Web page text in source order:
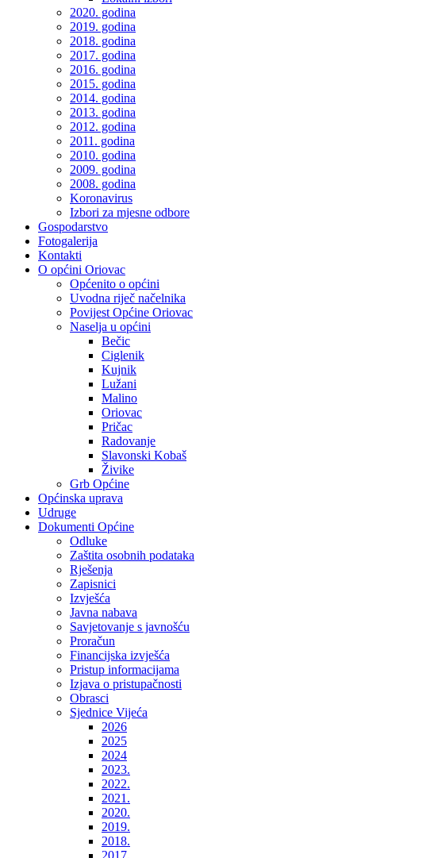
2020. godina
2019. godina
2018. godina
2017. godina
2016. godina
2015. godina
2014. godina
2013. godina
2012. godina
2011. godina
2010. godina
2009. godina
2008. godina
Koronavirus
Izbori za mjesne odbore
Gospodarstvo
Fotogalerija
Kontakti
O općini Oriovac
Općenito o općini
Uvodna riječ načelnika
Povijest Općine Oriovac
Naselja u općini
Bečic
Ciglenik
Kujnik
Lužani
Malino
Oriovac
Pričac
Radovanje
Slavonski Kobaš
Živike
Grb Općine
Općinska uprava
Udruge
Dokumenti Općine
Odluke
Zaštita osobnih podataka
Rješenja
Zapisnici
Izvješća
Javna nabava
Savjetovanje s javnošću
Proračun
Financijska izvješća
Pristup informacijama
Izjava o pristupačnosti
Obrasci
Sjednice Vijeća
2026
2025
2024
2023.
2022.
2021.
2020.
2019.
2018.
2017.